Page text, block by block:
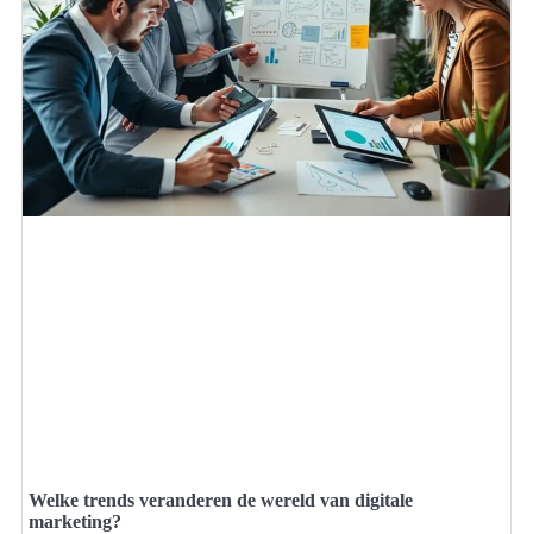
Welke trends veranderen de wereld van digitale
marketing?